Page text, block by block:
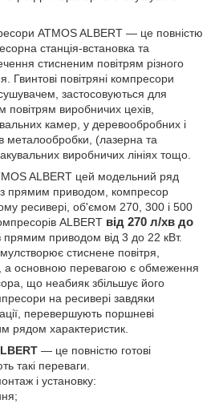
ATMOS ALBERT — це повністю
станція-встановка та
стисненим повітрям різного
Гвинтові повітряні компресори
застосовуються для
повітрям виробничих цехів,
камер, у деревообробних і
металообробки, (лазерна та
виробничих лініях тощо.
ALBERT цей модельний ряд
з прямим приводом, компресор
ресивері, об'ємом 270, 300 і 500
ALBERT від 270 л/хв до
прямим приводом від 3 до 22 кВт.
створює стиснене повітря,
а основною перевагою є обмеження
що неабияк збільшує його
на ресивері завдяки
перевершують поршневі
рядом характеристик.
— це повністю готові
такі переваги.
і установку: